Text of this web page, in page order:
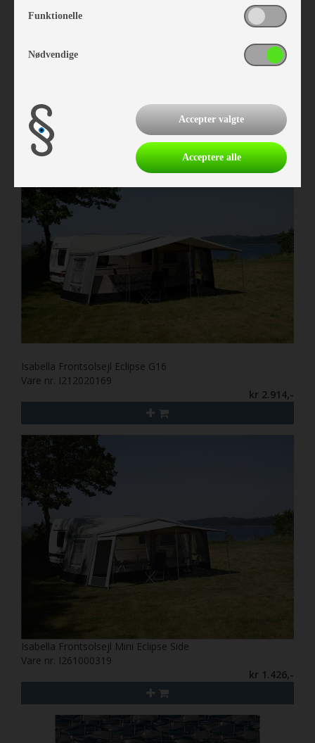
kr 6.239,-
Isabella Frontsolsejl Eclipse G16
Vare nr. I212020169
kr 2.914,-
Isabella Frontsolsejl Mini Eclipse Side
Vare nr. I261000319
kr 1.426,-
Funktionelle
Nødvendige
Accepter valgte
Acceptere alle